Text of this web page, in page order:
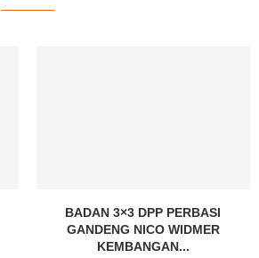
BADAN 3×3 DPP PERBASI
GANDENG NICO WIDMER
KEMBANGAN...